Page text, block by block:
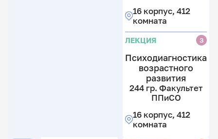
16 корпус, 412
комната
ЛЕКЦИЯ З
Психодиагностика
возрастного
развития
244 гр. Факультет
ППиСО
16 корпус, 412
комната